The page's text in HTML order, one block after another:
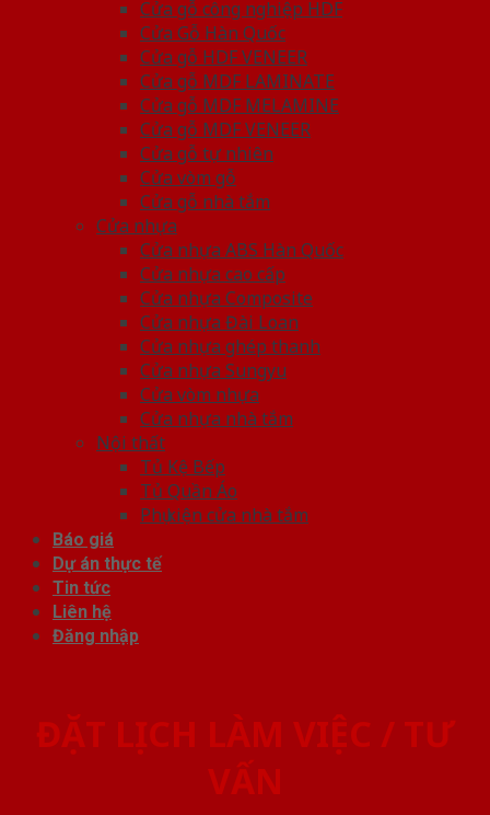
Cửa gỗ công nghiệp HDF
Cửa Gỗ Hàn Quốc
Cửa gỗ HDF VENEER
Cửa gỗ MDF LAMINATE
Cửa gỗ MDF MELAMINE
Cửa gỗ MDF VENEER
Cửa gỗ tự nhiên
Cửa vòm gỗ
Cửa gỗ nhà tắm
Cửa nhựa
Cửa nhựa ABS Hàn Quốc
Cửa nhựa cao cấp
Cửa nhựa Composite
Cửa nhựa Đài Loan
Cửa nhựa ghép thanh
Cửa nhựa Sungyu
Cửa vòm nhựa
Cửa nhựa nhà tắm
Nội thất
Tủ Kệ Bếp
Tủ Quần Áo
Phụ kiện cửa nhà tắm
Báo giá
Dự án thực tế
Tin tức
Liên hệ
Đăng nhập
ĐẶT LỊCH LÀM VIỆC / TƯ
VẤN